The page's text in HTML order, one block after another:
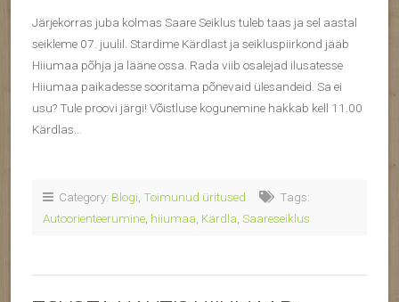
Järjekorras juba kolmas Saare Seiklus tuleb taas ja sel aastal
seikleme 07. juulil. Stardime Kärdlast ja seikluspiirkond jääb
Hiiumaa põhja ja lääne ossa. Rada viib osalejad ilusatesse
Hiiumaa paikadesse sooritama põnevaid ülesandeid. Sa ei
usu? Tule proovi järgi! Võistluse kogunemine hakkab kell 11.00
Kärdlas…
Category: Blogi Toimunud üritused
Tags:
Autoorienteerumine hiiumaa Kärdla Saareseiklus